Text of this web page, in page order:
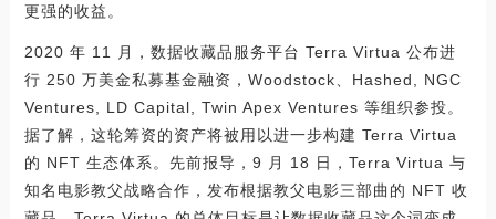
更强的收益。
2020 年 11 月，数据收藏品服务平台 Terra Virtua 公布进
行 250 万美金私募基金融资，Woodstock、Hashed, NGC
Ventures, LD Capital, Twin Apex Ventures 等组织参投。
据了解，这轮筹资的资产将被用以进一步构建 Terra Virtua
的 NFT 生态体系。先前报导，9 月 18 日，Terra Virtua 与
知名电影教父战略合作，发布根据教父电影三部曲的 NFT 收